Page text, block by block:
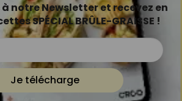
notre Newsletter et recevez en
SPÉCIAL BRÛLE-GRAISSE !
Je télécharge